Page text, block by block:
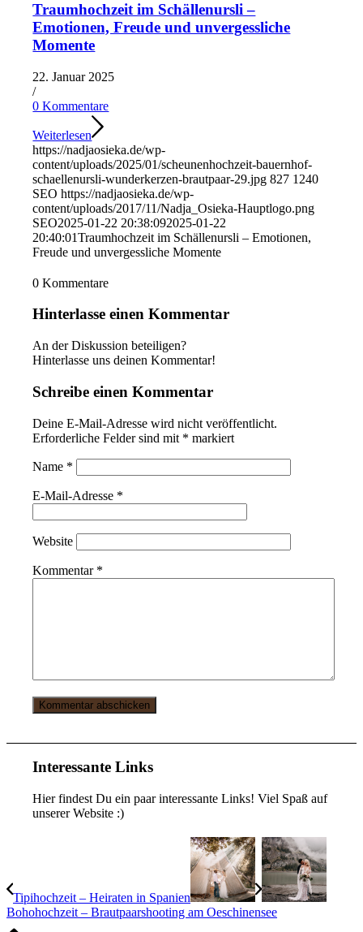
Traumhochzeit im Schällenursli –
Emotionen, Freude und unvergessliche
Momente
22. Januar 2025
/
0 Kommentare
Weiterlesen
https://nadjaosieka.de/wp-
content/uploads/2025/01/scheunenhochzeit-bauernhof-
schaellenursli-wunderkerzen-brautpaar-29.jpg 827 1240
SEO https://nadjaosieka.de/wp-
content/uploads/2017/11/Nadja_Osieka-Hauptlogo.png
SEO2025-01-22 20:38:092025-01-22
20:40:01Traumhochzeit im Schällenursli – Emotionen,
Freude und unvergessliche Momente
0 Kommentare
Hinterlasse einen Kommentar
An der Diskussion beteiligen?
Hinterlasse uns deinen Kommentar!
Schreibe einen Kommentar
Deine E-Mail-Adresse wird nicht veröffentlicht.
Erforderliche Felder sind mit * markiert
Name *
E-Mail-Adresse *
Website
Kommentar *
Interessante Links
Hier findest Du ein paar interessante Links! Viel Spaß auf
unserer Website :)
Tipihochzeit – Heiraten in Spanien
Bohohochzeit – Brautpaarshooting am Oeschinensee